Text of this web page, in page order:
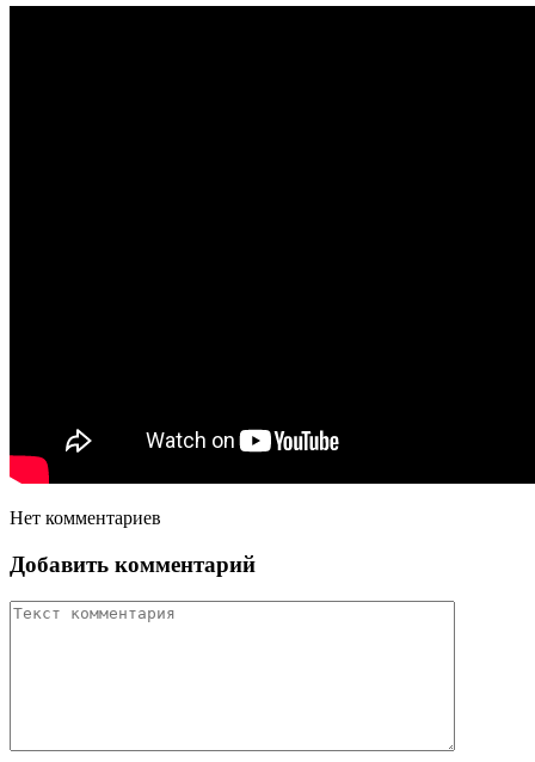
Нет комментариев
Добавить комментарий